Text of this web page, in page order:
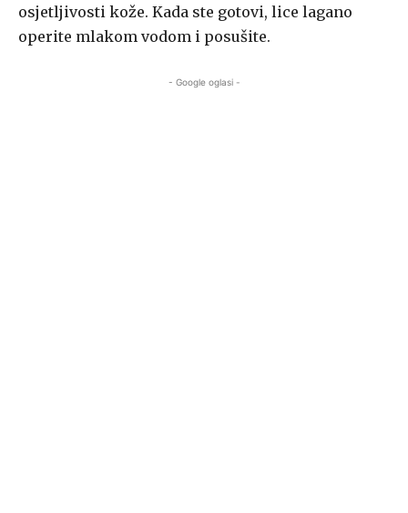
osjetljivosti kože. Kada ste gotovi, lice lagano
operite mlakom vodom i posušite.
- Google oglasi -